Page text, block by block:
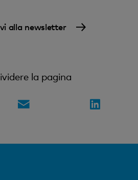
alla newsletter
la pagina